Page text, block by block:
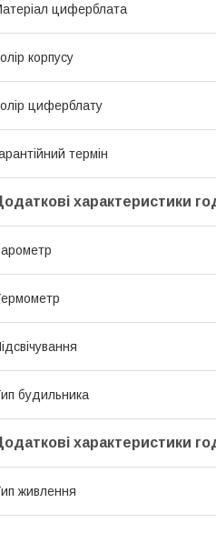
циферблата
корпусу
циферблату
термін
характеристики
будильника
характеристики
живлення